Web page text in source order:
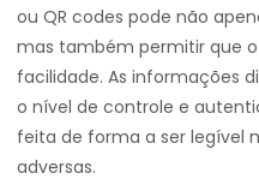
ou QR codes pode não
mas também permitir que
facilidade. As informações
o nível de controle e
feita de forma a ser legível
adversas.